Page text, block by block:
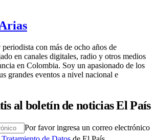
con más de ocho años de
en canales digitales, radio y otros medios
en Colombia. Soy un apasionado de los
grandes eventos a nivel nacional e
al boletín de noticias El País
Por favor ingresa un correo electrónico